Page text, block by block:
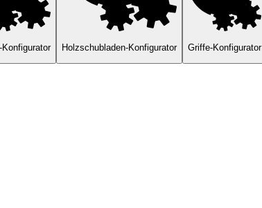
Konfigurator Holzschubladen-Konfigurator Griffe-Konfigurator